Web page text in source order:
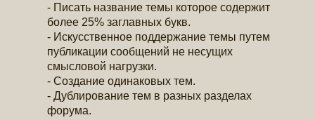
- Писать название темы которое содержит
более 25% заглавных букв.
- Искусственное поддержание темы путем
публикации сообщений не несущих
смысловой нагрузки.
- Создание одинаковых тем.
- Дублирование тем в разных разделах
форума.